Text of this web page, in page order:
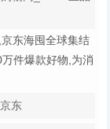
东海囤全球集结
件爆款好物,为消
东